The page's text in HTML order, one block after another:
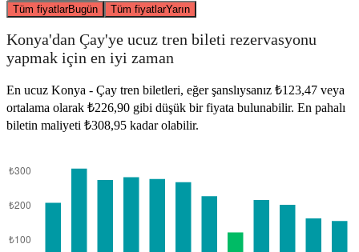
Tüm fiyatlarBugün Tüm fiyatlarYarın
Konya'dan Çay'ye ucuz tren bileti rezervasyonu
yapmak için en iyi zaman
En ucuz Konya - Çay tren biletleri, eğer şanslıysanız ₺123,47 veya
ortalama olarak ₺226,90 gibi düşük bir fiyata bulunabilir. En pahalı
biletin maliyeti ₺308,95 kadar olabilir.